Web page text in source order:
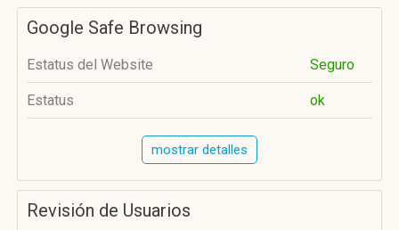
Google Safe Browsing
Estatus del Website Seguro
Estatus ok
mostrar detalles
Revisión de Usuarios